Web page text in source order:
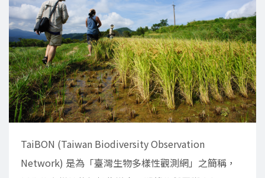
TaiBON (Taiwan Biodiversity Observation
Network) 是為「臺灣生物多樣性觀測網」之簡稱，